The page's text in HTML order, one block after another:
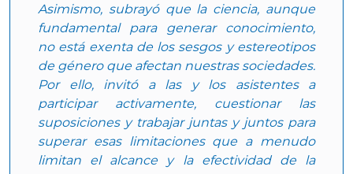
Asimismo, subrayó que la ciencia, aunque
fundamental para generar conocimiento,
no está exenta de los sesgos y estereotipos
de género que afectan nuestras sociedades.
Por ello, invitó a las y los asistentes a
participar activamente, cuestionar las
suposiciones y trabajar juntas y juntos para
superar esas limitaciones que a menudo
limitan el alcance y la efectividad de la